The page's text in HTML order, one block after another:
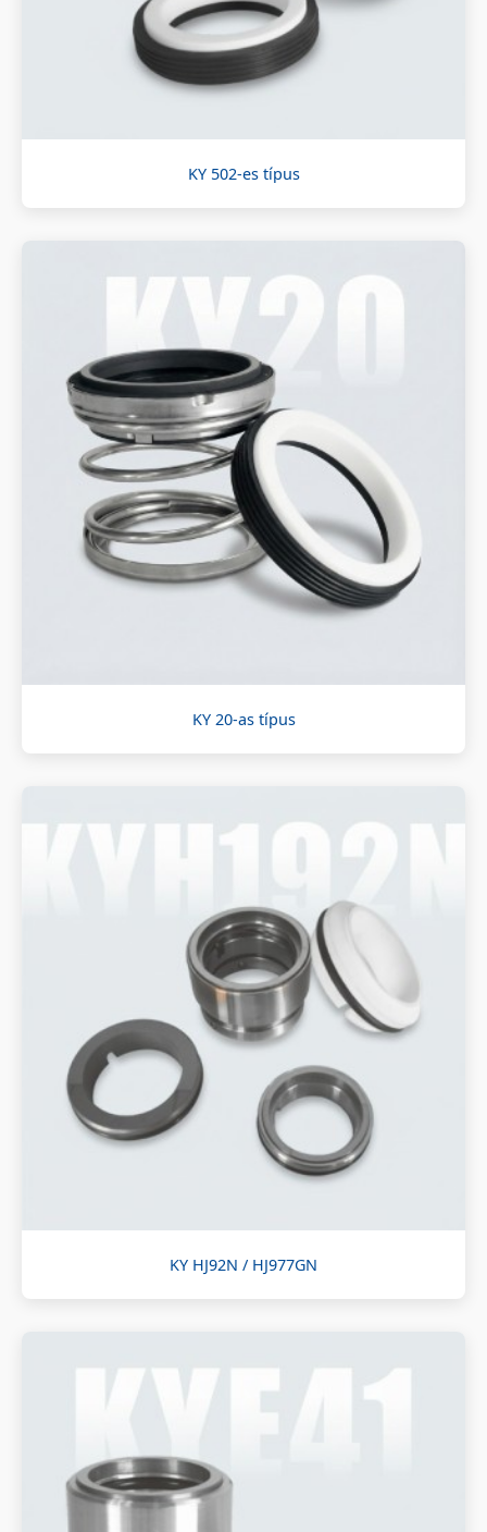
KY 502-es típus
KY 20-as típus
KY HJ92N / HJ977GN